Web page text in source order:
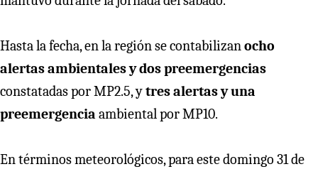
Hasta la fecha, en la región se contabilizanocho
alertas ambientales y dos preemergencias
constatadas por MP2.5, ytres alertas y una
preemergencia ambiental por MP10.
En términos meteorológicos, para este domingo 31 de